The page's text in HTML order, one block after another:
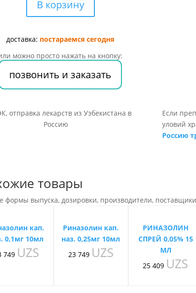
КАПЛИ
0,05%
МЛ
В корзину
доставка: постараемся сегодня
можно просто нажать на кнопку:
позвонить и заказать
Если
уловий
Россию
товары
формы выпуска, дозировки, производители,
кап.
0,1мг 10мл
749 UZS
Риназолин кап.
наз. 0,25мг 10мл
23 749 UZS
РИНАЗОЛИН
СПРЕЙ 0,05% 15
МЛ
25 409 UZS